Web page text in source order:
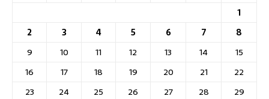
1
2
3 4 5 6 7
8
9
10 11 12 13 14
15
16
17 18 19 20 21
22
23
24 25 26 27 28
29